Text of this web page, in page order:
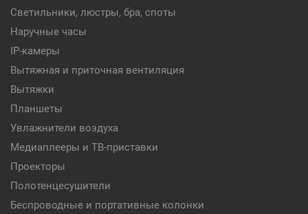
Светильники, люстры, бра, споты
Наручные часы
IP-камеры
Вытяжная и приточная вентиляция
Вытяжки
Планшеты
Увлажнители воздуха
Медиаплееры и ТВ-приставки
Проекторы
Полотенцесушители
Беспроводные и портативные колонки